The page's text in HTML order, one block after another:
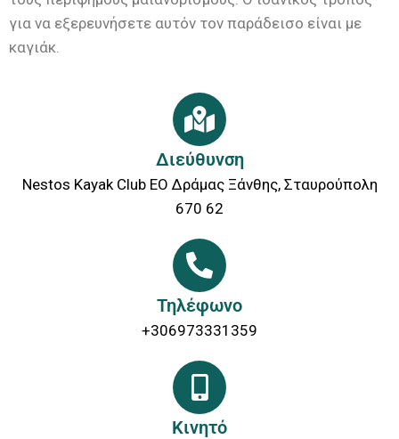
για να εξερευνήσετε αυτόν τον παράδεισο είναι με
καγιάκ.
Διεύθυνση
Nestos Kayak Club ΕΟ Δράμας Ξάνθης, Σταυρούπολη
670 62
Τηλέφωνο
+306973331359
Κινητό